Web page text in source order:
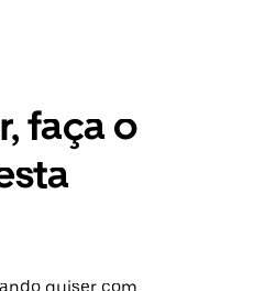
faça o